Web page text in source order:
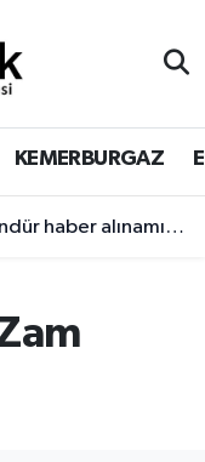
KEMERBURGAZ
yönlendirme yapıldığı öne sürüldü.